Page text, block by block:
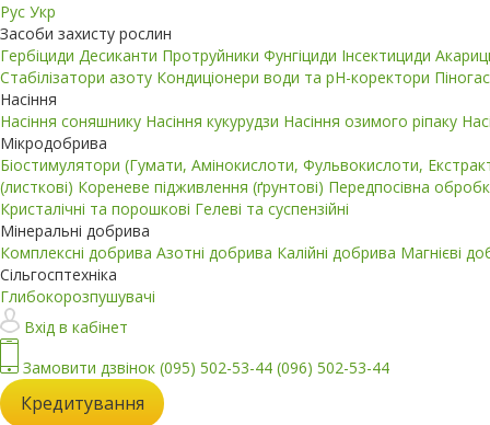
Рус Укр
Засоби захисту рослин
Гербіциди Десиканти Протруйники Фунгіциди Інсектициди
Стабілізатори азоту Кондиціонери води та pH-коректори
Насіння
Насіння соняшнику Насіння кукурудзи Насіння озимого ріпаку
Мікродобрива
Біостимулятори (Гумати, Амінокислоти, Фульвокислоти,
(листкові) Кореневе підживлення (ґрунтові) Передпосівна
Кристалічні та порошкові Гелеві та суспензійні
Мінеральні добрива
Комплексні добрива Азотні добрива Калійні добрива Магнієві
Сільгосптехніка
Глибокорозпушувачі
Вхід в кабінет
Замовити дзвінок (095) 502-53-44 (096) 502-53-44
Кредитування